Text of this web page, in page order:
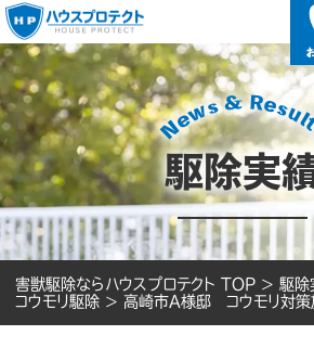
駆除実
害獣駆除ならハウスプロテクト TOP > 駆除
コウモリ駆除 > 高崎市A様邸 コウモリ対策